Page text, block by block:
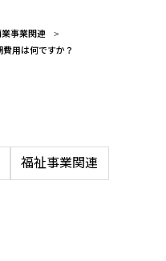
事業関連
用は何ですか？
福祉事業関連